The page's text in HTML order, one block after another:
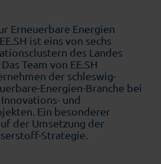
Erneuerbare Energien
ist eins von sechs
des Landes
Team von EE.SH
der schleswig-
Energien-Branche bei
und
Ein besonderer
der Umsetzung der
Strategie.